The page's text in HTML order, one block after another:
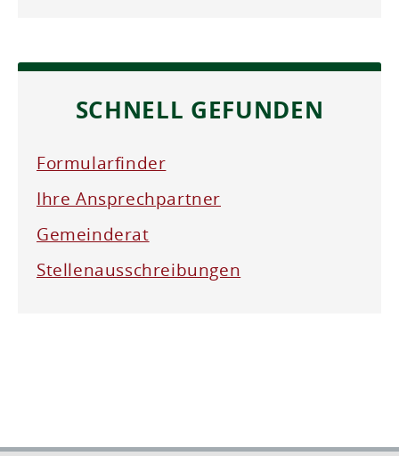
SCHNELL GEFUNDEN
Formularfinder
Ihre Ansprechpartner
Gemeinderat
Stellenausschreibungen